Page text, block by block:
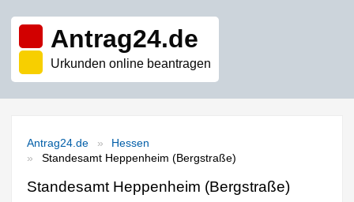
Antrag24.de
Urkunden online beantragen
Antrag24.de
Hessen
Standesamt Heppenheim (Bergstraße)
Standesamt Heppenheim (Bergstraße)